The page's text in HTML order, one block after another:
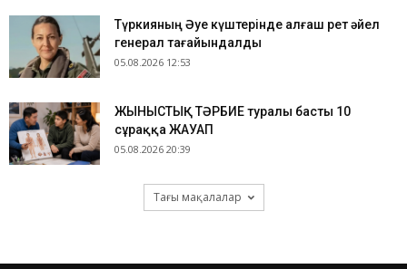
Түркияның Әуе күштерінде алғаш рет әйел
генерал тағайындалды
05.08.2026 12:53
ЖЫНЫСТЫҚ ТӘРБИЕ туралы басты 10
сұраққа ЖАУАП
05.08.2026 20:39
Тағы мақалалар